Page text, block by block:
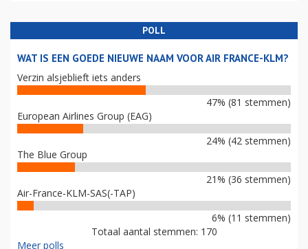
POLL
WAT IS EEN GOEDE NIEUWE NAAM VOOR AIR FRANCE-KLM?
Verzin alsjeblieft iets anders
47% (81 stemmen)
European Airlines Group (EAG)
24% (42 stemmen)
The Blue Group
21% (36 stemmen)
Air-France-KLM-SAS(-TAP)
6% (11 stemmen)
Totaal aantal stemmen: 170
Meer polls